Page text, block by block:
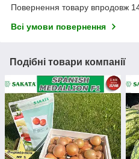
Повернення товару впродовж
Всі умови повернення
Подібні товари компанії